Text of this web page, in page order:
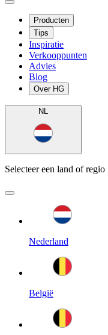
Producten
Tips
Inspiratie
Verkooppunten
Advies
Blog
Over HG
NL
Selecteer een land of regio
Nederland
België